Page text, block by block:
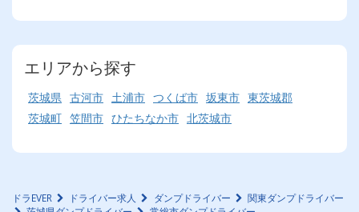
エリアから探す
茨城県 古河市 土浦市 つくば市 坂東市 東茨城郡
茨城町 笠間市 ひたちなか市 北茨城市
ドラEVER ドライバー求人 ダンプドライバー
関東ダンプドライバー